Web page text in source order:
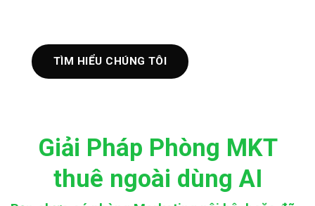
TÌM HIỂU CHÚNG TÔI
Giải Pháp Phòng MKT
thuê ngoài dùng AI